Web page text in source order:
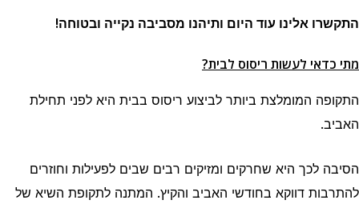
התקשרו אלינו עוד היום ותיהנו מסביבה נקייה ובטוחה!
מתי כדאי לעשות ריסוס לבית?
התקופה המומלצת ביותר לביצוע ריסוס בבית היא לפני תחילת
האביב.
הסיבה לכך היא שחרקים ומזיקים רבים שבים לפעילות וחוזרים
להתרבות דווקא בחודשי האביב והקיץ. המתנה לתקופת השיא של